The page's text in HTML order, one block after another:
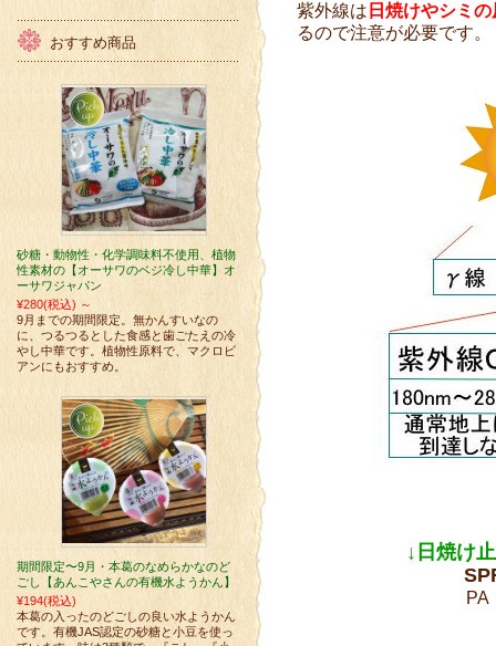
紫外線は 日焼けやシミ
るので注意が必要です。
↓日焼け
おすすめ商品
砂糖・動物性・化学調味料不使用、植物
性素材の【オーサワのベジ冷し中華】オ
ーサワジャパン
¥280(税込) ～
9月までの期間限定。無かんすいなの
に、つるつるとした食感と歯ごたえの冷
やし中華です。植物性原料で、マクロビ
アンにもおすすめ。
期間限定〜9月・本葛のなめらかなのど
ごし【あんこやさんの有機水ようかん】
¥194(税込)
本葛の入ったのどごしの良い水ようかん
です。有機JAS認定の砂糖と小豆を使っ